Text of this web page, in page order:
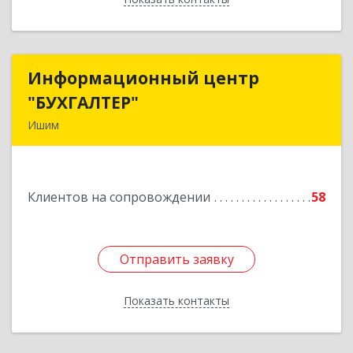
Информационный центр
"БУХГАЛТЕР"
Ишим
Клиентов на сопровождении 58
Отправить заявку
Показать контакты
Информационный центр
Подробнее
Отправить заявку
Назад